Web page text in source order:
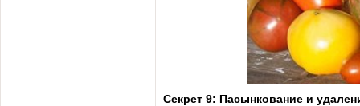
Секрет 9: Пасынкование и